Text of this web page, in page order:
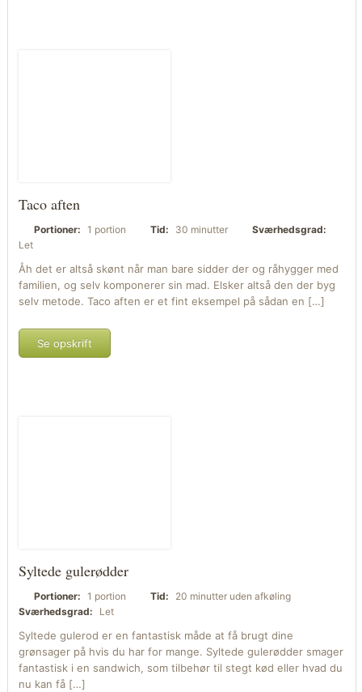
Taco aften
Portioner: 1 portion Tid: 30 minutter
Sværhedsgrad:
Let
Åh det er altså skønt når man bare sidder der og råhygger med
familien, og selv komponerer sin mad. Elsker altså den der byg
selv metode. Taco aften er et fint eksempel på sådan en […]
Se opskrift
Syltede gulerødder
Portioner: 1 portion Tid:
20 minutter uden afkøling
Sværhedsgrad:
Let
Syltede gulerod er en fantastisk måde at få brugt dine
grønsager på hvis du har for mange. Syltede gulerødder smager
fantastisk i en sandwich, som tilbehør til stegt kød eller hvad du
nu kan få […]